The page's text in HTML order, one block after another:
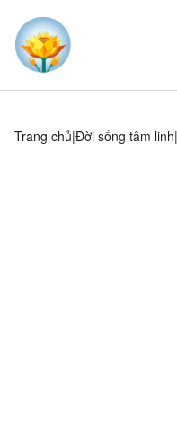
Trang chủ Đời sống tâm linh